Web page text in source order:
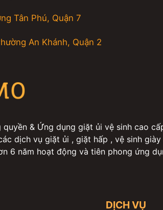
Tân Phú, Quận 7
An Khánh, Quận 2
quyền & Ứng dụng giặt ủi vệ sinh cao
dịch vụ giặt ủi , giặt hấp , vệ sinh
6 năm hoạt động và tiên phong ứng
nệm, rèm, thảm, vệ sinh máy lạnh
một chạm duy nhất: Giặt sấy, giặt ủi :
giặt hấp các bộ đồ đặc biệt
DỊCH VỤ